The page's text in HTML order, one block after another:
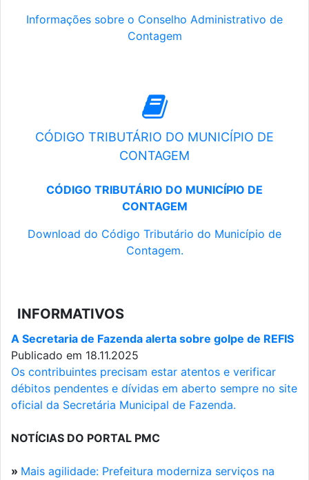
Informações sobre o Conselho Administrativo de
Contagem
CÓDIGO TRIBUTÁRIO DO MUNICÍPIO DE
CONTAGEM
CÓDIGO TRIBUTÁRIO DO MUNICÍPIO DE
CONTAGEM
Download do Código Tributário do Município de
Contagem.
INFORMATIVOS
A Secretaria de Fazenda alerta sobre golpe de REFIS
Publicado em 18.11.2025
Os contribuintes precisam estar atentos e verificar
débitos pendentes e dívidas em aberto sempre no site
oficial da Secretária Municipal de Fazenda.
NOTÍCIAS DO PORTAL PMC
» Mais agilidade: Prefeitura moderniza serviços na